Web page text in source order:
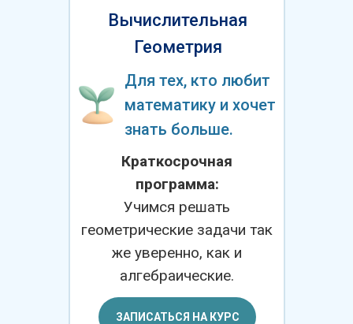
Краткосрочная
программа:
Учимся решать
геометрические задачи так
же уверенно, как и
алгебраические.
Вычислительная
Геометрия
ЗАПИСАТЬСЯ НА КУРС
Для тех, кто любит
математику и хочет
знать больше.